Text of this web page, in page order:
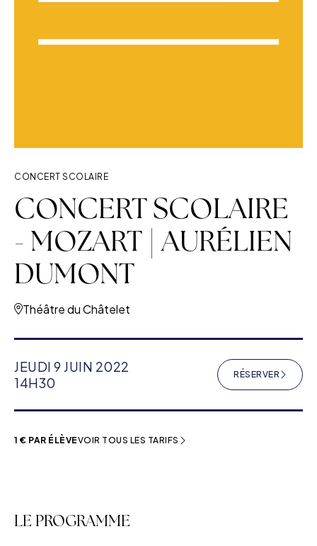
CONCERT SCOLAIRE
CONCERT SCOLAIRE
- MOZART | AURÉLIEN
DUMONT
Théâtre du Châtelet
JEUDI 9 JUIN 2022
14H30
RÉSERVER(NOUVELLE
1 € PAR ÉLÈVEVOIR TOUS LES TARIFS
LE PROGRAMME